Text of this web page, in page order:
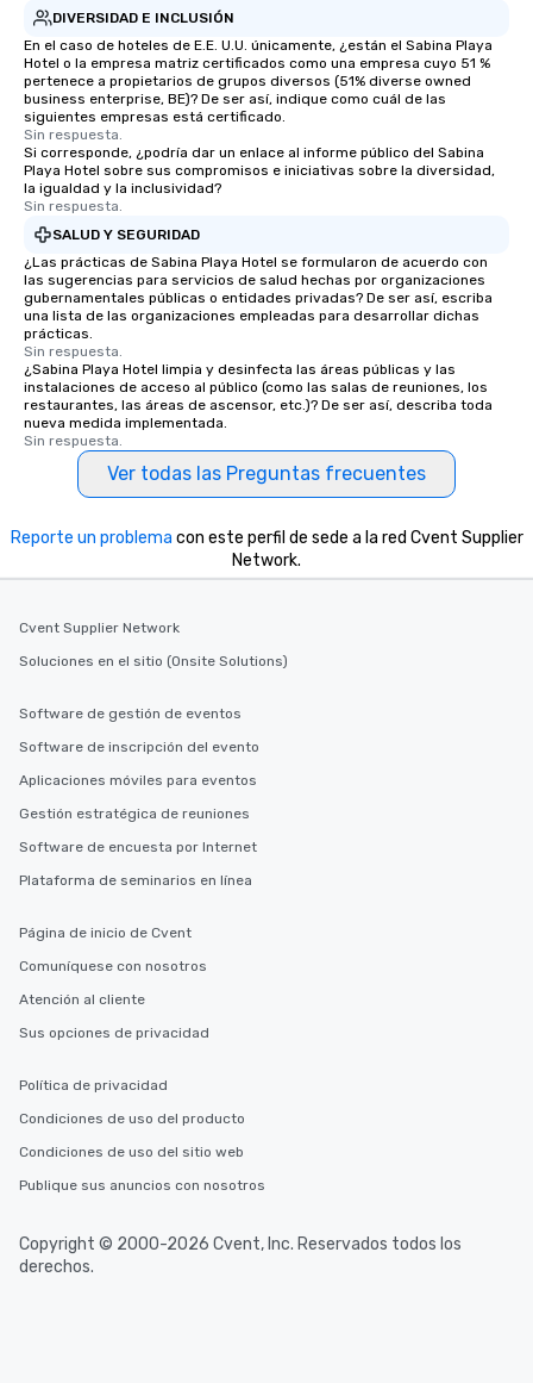
DIVERSIDAD E INCLUSIÓN
En el caso de hoteles de E.E. U.U. únicamente, ¿están el Sabina Playa
Hotel o la empresa matriz certificados como una empresa cuyo 51 %
pertenece a propietarios de grupos diversos (51% diverse owned
business enterprise, BE)? De ser así, indique como cuál de las
siguientes empresas está certificado.
Sin respuesta.
Si corresponde, ¿podría dar un enlace al informe público del Sabina
Playa Hotel sobre sus compromisos e iniciativas sobre la diversidad,
la igualdad y la inclusividad?
Sin respuesta.
SALUD Y SEGURIDAD
¿Las prácticas de Sabina Playa Hotel se formularon de acuerdo con
las sugerencias para servicios de salud hechas por organizaciones
gubernamentales públicas o entidades privadas? De ser así, escriba
una lista de las organizaciones empleadas para desarrollar dichas
prácticas.
Sin respuesta.
¿Sabina Playa Hotel limpia y desinfecta las áreas públicas y las
instalaciones de acceso al público (como las salas de reuniones, los
restaurantes, las áreas de ascensor, etc.)? De ser así, describa toda
nueva medida implementada.
Sin respuesta.
Ver todas las Preguntas frecuentes
Reporte un problema con este perfil de sede a la red Cvent Supplier
Network.
Cvent Supplier Network
Soluciones en el sitio (Onsite Solutions)
Software de gestión de eventos
Software de inscripción del evento
Aplicaciones móviles para eventos
Gestión estratégica de reuniones
Software de encuesta por Internet
Plataforma de seminarios en línea
Página de inicio de Cvent
Comuníquese con nosotros
Atención al cliente
Sus opciones de privacidad
Política de privacidad
Condiciones de uso del producto
Condiciones de uso del sitio web
Publique sus anuncios con nosotros
Copyright © 2000-2026 Cvent, Inc. Reservados todos los
derechos.